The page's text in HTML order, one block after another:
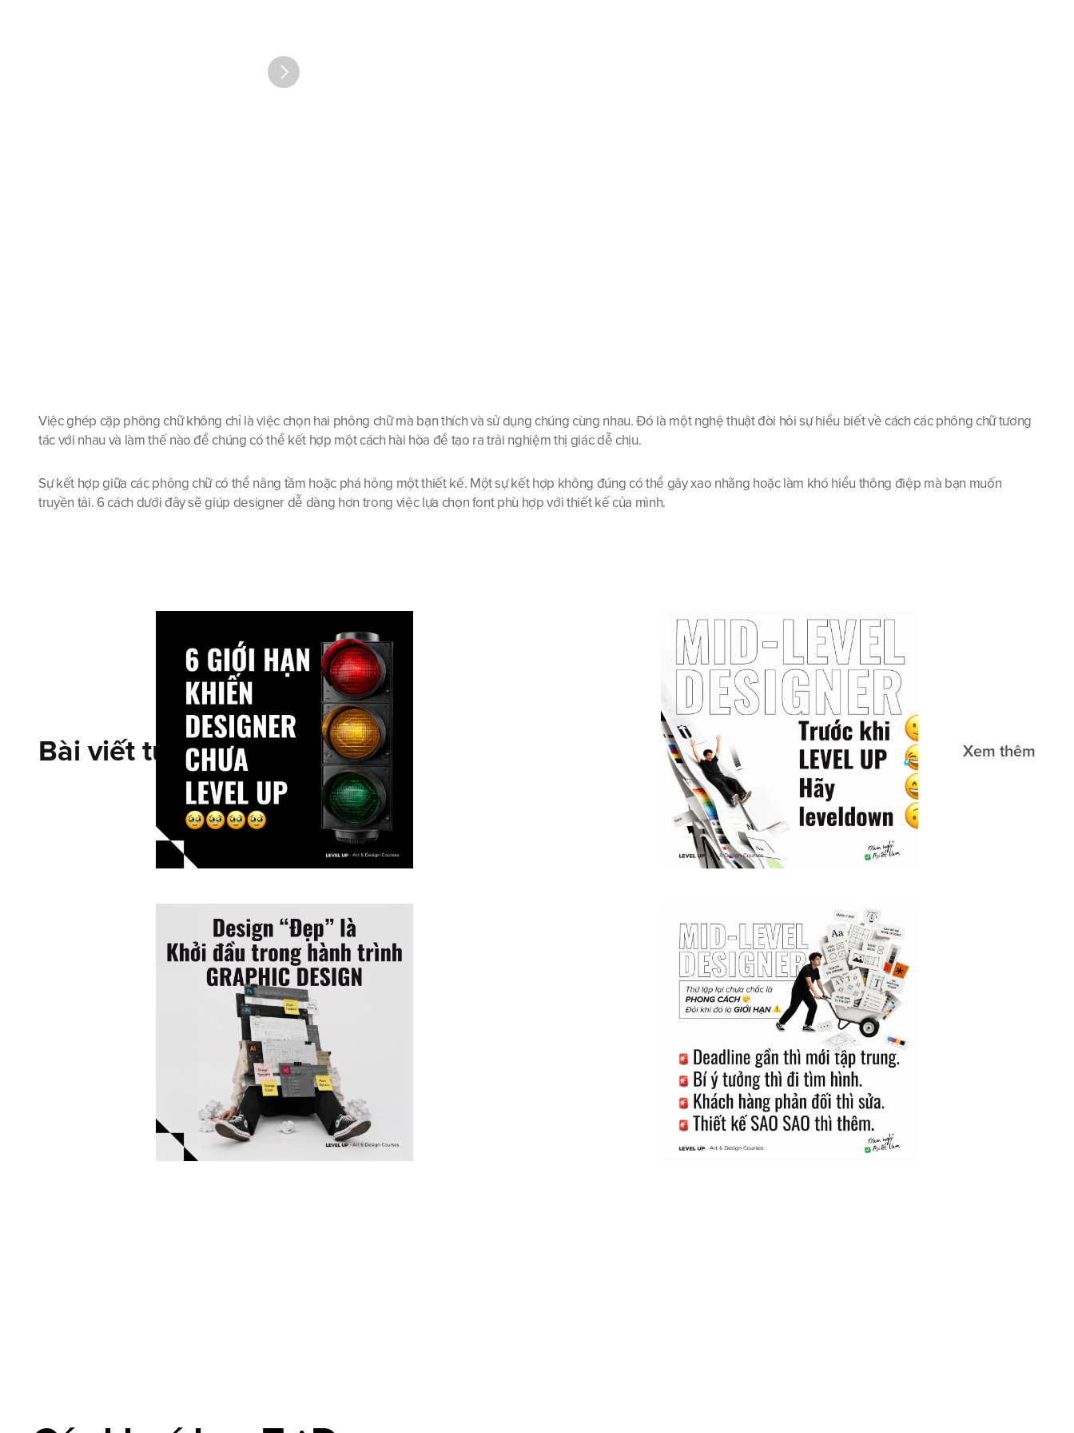
Việc ghép cặp phông chữ không chỉ là việc chọn hai phông chữ mà bạn thích và sử dụng chúng cùng nhau. Đó là một nghệ thuật đòi hỏi sự hiểu biết về cách các phông chữ tương
tác với nhau và làm thế nào để chúng có thể kết hợp một cách hài hòa để tạo ra trải nghiệm thị giác dễ chịu.
Sự kết hợp giữa các phông chữ có thể nâng tầm hoặc phá hỏng một thiết kế. Một sự kết hợp không đúng có thể gây xao nhãng hoặc làm khó hiểu thông điệp mà bạn muốn
truyền tải. 6 cách dưới đây sẽ giúp designer dễ dàng hơn trong việc lựa chọn font phù hợp với thiết kế của mình.
Bài viết tương tự Xem thêm